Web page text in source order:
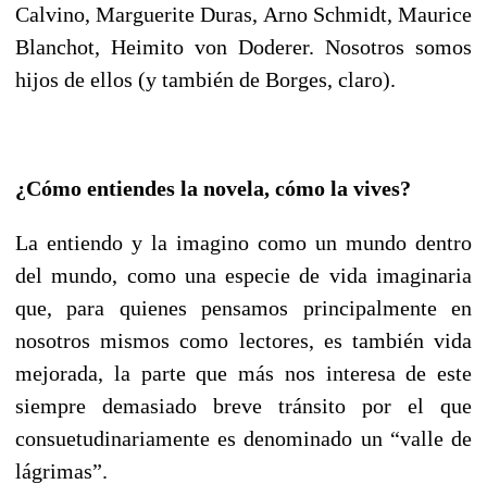
Calvino, Marguerite Duras, Arno Schmidt, Maurice
Blanchot, Heimito von Doderer. Nosotros somos
hijos de ellos (y también de Borges, claro).
¿Cómo entiendes la novela, cómo la vives?
La entiendo y la imagino como un mundo dentro
del mundo, como una especie de vida imaginaria
que, para quienes pensamos principalmente en
nosotros mismos como lectores, es también vida
mejorada, la parte que más nos interesa de este
siempre demasiado breve tránsito por el que
consuetudinariamente es denominado un “valle de
lágrimas”.